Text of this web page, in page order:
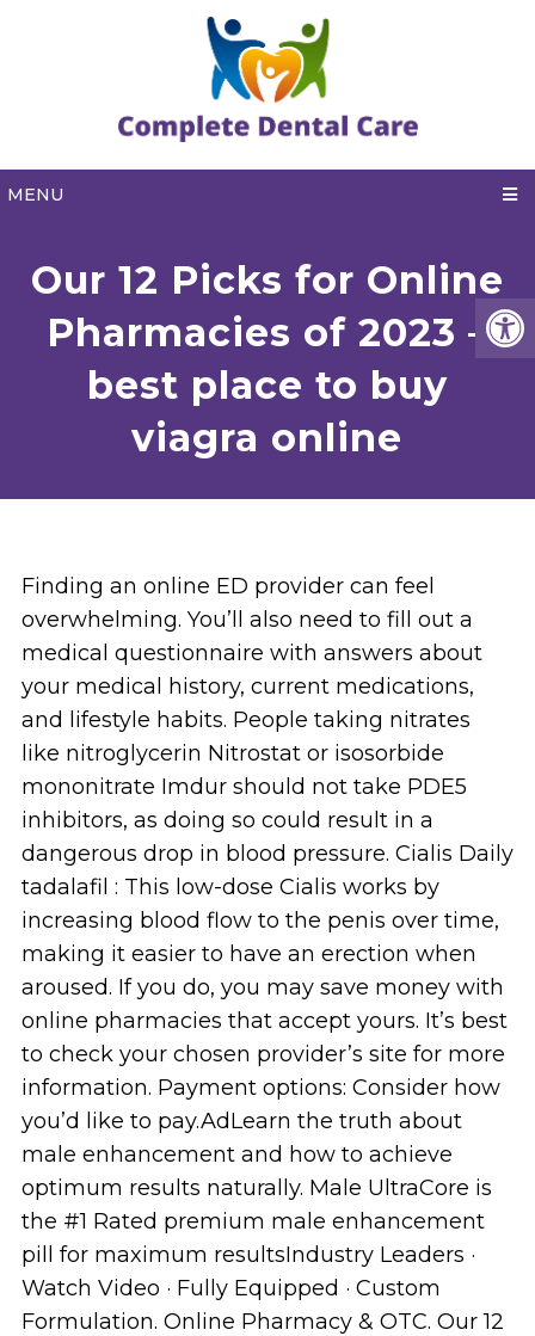
MENU
Our 12 Picks for Online
Pharmacies of 2023 –
best place to buy
viagra online
Finding an online ED provider can feel
overwhelming. You’ll also need to fill out a
medical questionnaire with answers about
your medical history, current medications,
and lifestyle habits. People taking nitrates
like nitroglycerin Nitrostat or isosorbide
mononitrate Imdur should not take PDE5
inhibitors, as doing so could result in a
dangerous drop in blood pressure. Cialis Daily
tadalafil : This low-dose Cialis works by
increasing blood flow to the penis over time,
making it easier to have an erection when
aroused. If you do, you may save money with
online pharmacies that accept yours. It’s best
to check your chosen provider’s site for more
information. Payment options: Consider how
you’d like to pay.AdLearn the truth about
male enhancement and how to achieve
optimum results naturally. Male UltraCore is
the #1 Rated premium male enhancement
pill for maximum resultsIndustry Leaders ·
Watch Video · Fully Equipped · Custom
Formulation. Online Pharmacy & OTC. Our 12